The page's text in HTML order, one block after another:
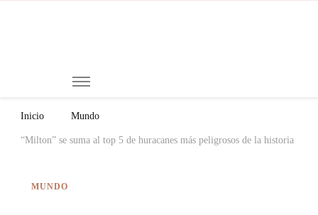
Inicio Mundo
“Milton” se suma al top 5 de huracanes más peligrosos de la historia
MUNDO